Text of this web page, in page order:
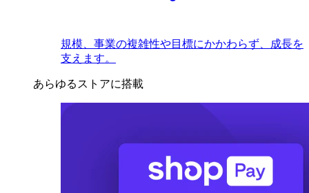
規模、事業の複雑性や目標にかかわらず、成長を
支えます。
あらゆるストアに搭載